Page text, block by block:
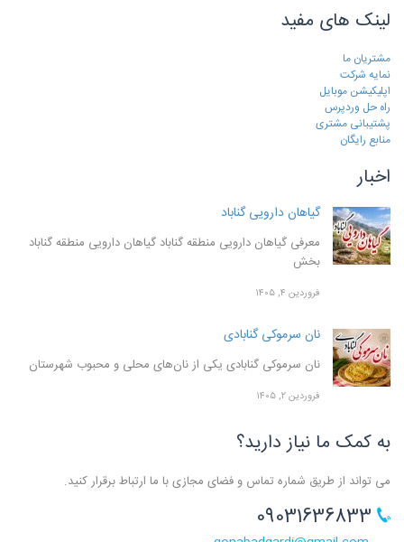
لینک های مفید
مشتریان ما
نمایه شرکت
اپلیکیشن موبایل
راه حل وردپرس
پشتیبانی مشتری
منابع رایگان
اخبار
گیاهان دارویی گناباد
معرفی گیاهان دارویی منطقه گناباد گیاهان دارویی منطقه گناباد
بخش
فروردین ۴, ۱۴۰۵
نان سرموکی گنابادی
نان سرموکی گنابادی یکی از نان‌های محلی و محبوب شهرستان
فروردین ۲, ۱۴۰۵
به کمک ما نیاز دارید؟
می تواند از طریق شماره تماس و فضای مجازی با ما ارتباط برقرار کنید.